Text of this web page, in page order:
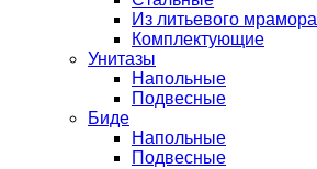
Из литьевого мрамора
Комплектующие
Унитазы
Напольные
Подвесные
Биде
Напольные
Подвесные